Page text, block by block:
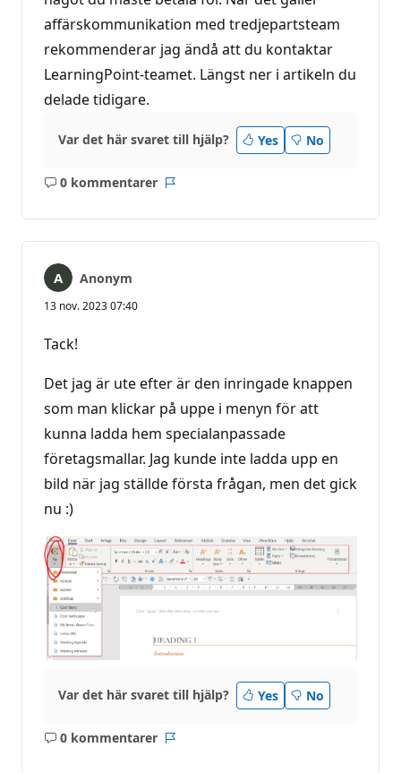
affärskommunikation med tredjepartsteam
rekommenderar jag ändå att du kontaktar
LearningPoint-teamet. Längst ner i artikeln du
delade tidigare.
Var det här svaret till hjälp? Yes No
0 kommentarer
Inga
Anonym
13 nov. 2023 07:40
Tack!
Det jag är ute efter är den inringade knappen
som man klickar på uppe i menyn för att
kunna ladda hem specialanpassade
företagsmallar. Jag kunde inte ladda upp en
bild när jag ställde första frågan, men det gick
nu :)
Var det här svaret till hjälp? Yes No
0 kommentarer
Inga